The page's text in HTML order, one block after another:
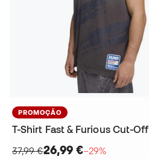
PROMOÇÃO
T-Shirt Fast & Furious Cut-Off
37,99 €26,99 €−29%